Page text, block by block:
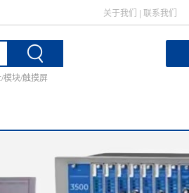
关于我们 | 联系我们
模块/触摸屏